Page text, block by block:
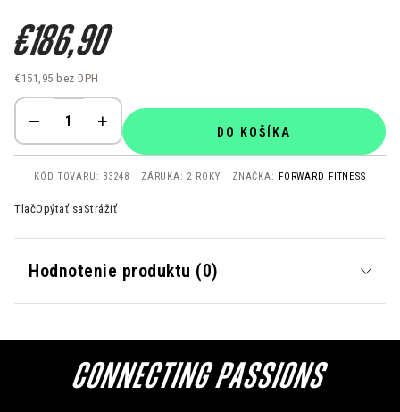
€186,90
€151,95 bez DPH
Jednotková cena:
DO KOŠÍKA
KÓD TOVARU: 33248 ZÁRUKA: 2 ROKY ZNAČKA: FORWARD FITNESS
TlačOpýtať sa Strážiť
Hodnotenie produktu (0)